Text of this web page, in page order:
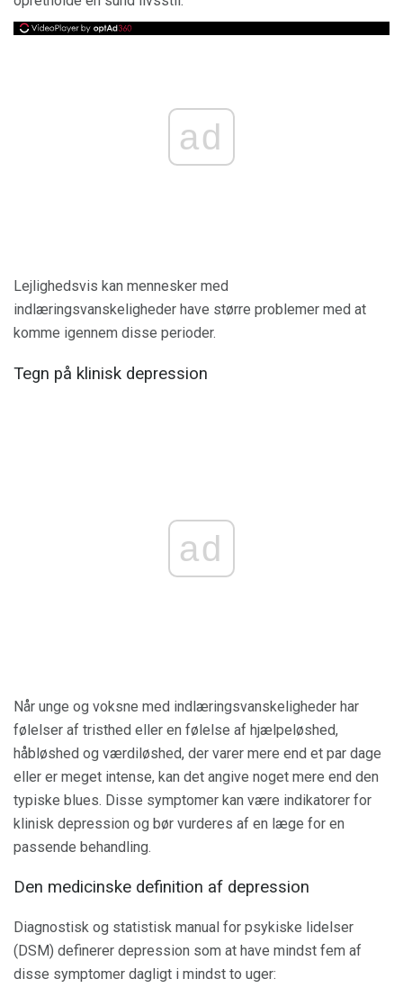
ad
Lejlighedsvis kan mennesker med
indlæringsvanskeligheder have større problemer med at
komme igennem disse perioder.
Tegn på klinisk depression
ad
Når unge og voksne med indlæringsvanskeligheder har
følelser af tristhed eller en følelse af hjælpeløshed,
håbløshed og værdiløshed, der varer mere end et par dage
eller er meget intense, kan det angive noget mere end den
typiske blues. Disse symptomer kan være indikatorer for
klinisk depression og bør vurderes af en læge for en
passende behandling.
Den medicinske definition af depression
Diagnostisk og statistisk manual for psykiske lidelser
(DSM) definerer depression som at have mindst fem af
disse symptomer dagligt i mindst to uger: